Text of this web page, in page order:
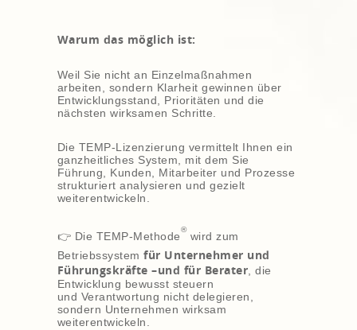
Warum das möglich ist:
Weil Sie nicht an Einzelmaßnahmen
arbeiten, sondern Klarheit gewinnen über
Entwicklungsstand, Prioritäten und die
nächsten wirksamen Schritte.
Die TEMP-Lizenzierung vermittelt Ihnen ein
ganzheitliches System, mit dem Sie
Führung, Kunden, Mitarbeiter und Prozesse
strukturiert analysieren und gezielt
weiterentwickeln.
👉 Die TEMP-Methode
®
wird zum
Betriebssystem für Unternehmer und
Führungskräfte –und für Berater, die
Entwicklung bewusst steuern
und Verantwortung nicht delegieren,
sondern Unternehmen wirksam
weiterentwickeln.